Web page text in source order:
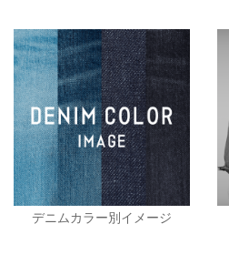
デニムカラー別イメージ